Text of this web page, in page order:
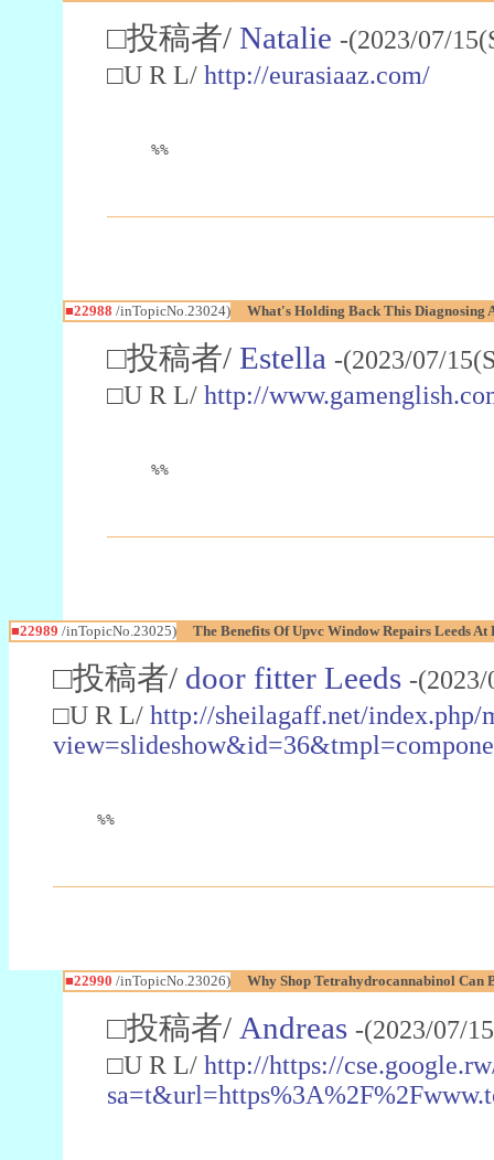
□投稿者/ Natalie -(2023/07/
□U R L/ http://eurasiaaz.com/
%%
■22988 /inTopicNo.23024) What's Holding Back This Diagnosing
□投稿者/ Estella -(2023/07/
□U R L/ http://
%%
■22989 /inTopicNo.23025) The Benefits Of Upvc Window Repairs Leeds
□投稿者/ door fitter Leeds -
□U R L/ http://sheilagaff.net/index.php/
%%
■22990 /inTopicNo.23026) Why Shop Tetrahydrocannabinol Can
□投稿者/ Andreas -(2023/07/
□U R L/ http://https://